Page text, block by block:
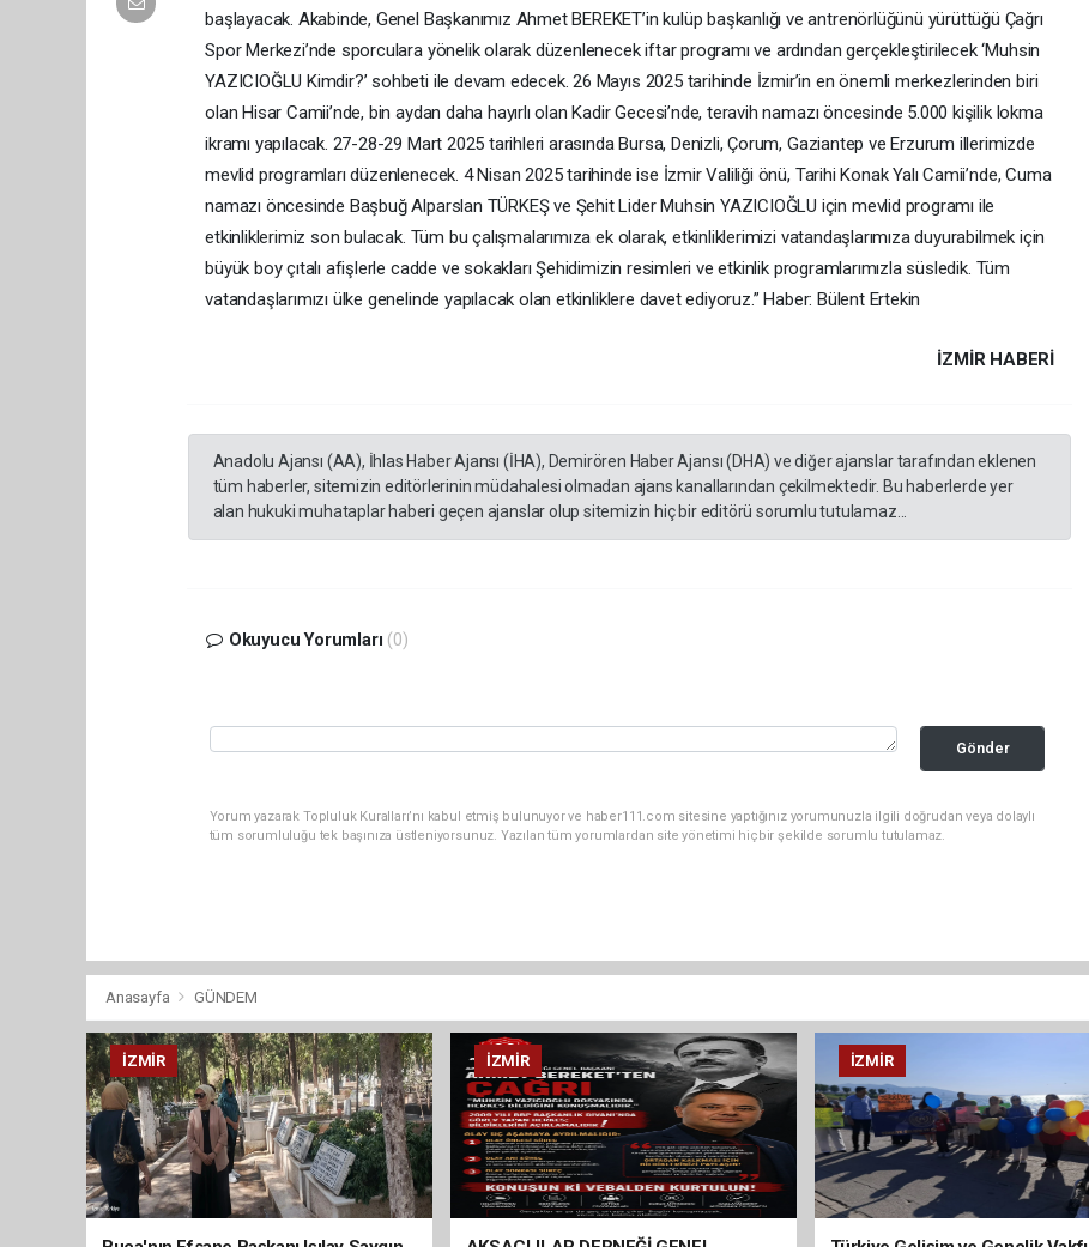
başlayacak. Akabinde, Genel Başkanımız Ahmet BEREKET’in kulüp başkanlığı ve antrenörlüğünü yürüttüğü Çağrı
Spor Merkezi’nde sporculara yönelik olarak düzenlenecek iftar programı ve ardından gerçekleştirilecek ‘Muhsin
YAZICIOĞLU Kimdir?’ sohbeti ile devam edecek. 26 Mayıs 2025 tarihinde İzmir’in en önemli merkezlerinden biri
olan Hisar Camii’nde, bin aydan daha hayırlı olan Kadir Gecesi’nde, teravih namazı öncesinde 5.000 kişilik lokma
ikramı yapılacak. 27-28-29 Mart 2025 tarihleri arasında Bursa, Denizli, Çorum, Gaziantep ve Erzurum illerimizde
mevlid programları düzenlenecek. 4 Nisan 2025 tarihinde ise İzmir Valiliği önü, Tarihi Konak Yalı Camii’nde, Cuma
namazı öncesinde Başbuğ Alparslan TÜRKEŞ ve Şehit Lider Muhsin YAZICIOĞLU için mevlid programı ile
etkinliklerimiz son bulacak. Tüm bu çalışmalarımıza ek olarak, etkinliklerimizi vatandaşlarımıza duyurabilmek için
büyük boy çıtalı afişlerle cadde ve sokakları Şehidimizin resimleri ve etkinlik programlarımızla süsledik. Tüm
vatandaşlarımızı ülke genelinde yapılacak olan etkinliklere davet ediyoruz.” Haber: Bülent Ertekin
İZMIR HABERİ
Anadolu Ajansı (AA), İhlas Haber Ajansı (İHA), Demirören Haber Ajansı (DHA) ve diğer ajanslar tarafından eklenen
tüm haberler, sitemizin editörlerinin müdahalesi olmadan ajans kanallarından çekilmektedir. Bu haberlerde yer
alan hukuki muhataplar haberi geçen ajanslar olup sitemizin hiç bir editörü sorumlu tutulamaz...
Okuyucu Yorumları (0)
Gönder
Yorum yazarak Topluluk Kuralları’nı kabul etmiş bulunuyor ve haber111.com sitesine yaptığınız yorumunuzla ilgili doğrudan veya dolaylı
tüm sorumluluğu tek başınıza üstleniyorsunuz. Yazılan tüm yorumlardan site yönetimi hiçbir şekilde sorumlu tutulamaz.
Anasayfa GÜNDEM
İZMIR İZMIR İZMIR